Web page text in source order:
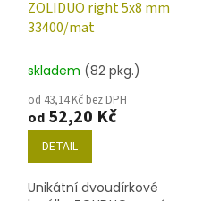
ZOLIDUO right 5x8 mm
33400/mat
skladem (82 pkg.)
od 43,14 Kč bez DPH
od 52,20 Kč
DETAIL
Unikátní dvoudírkové